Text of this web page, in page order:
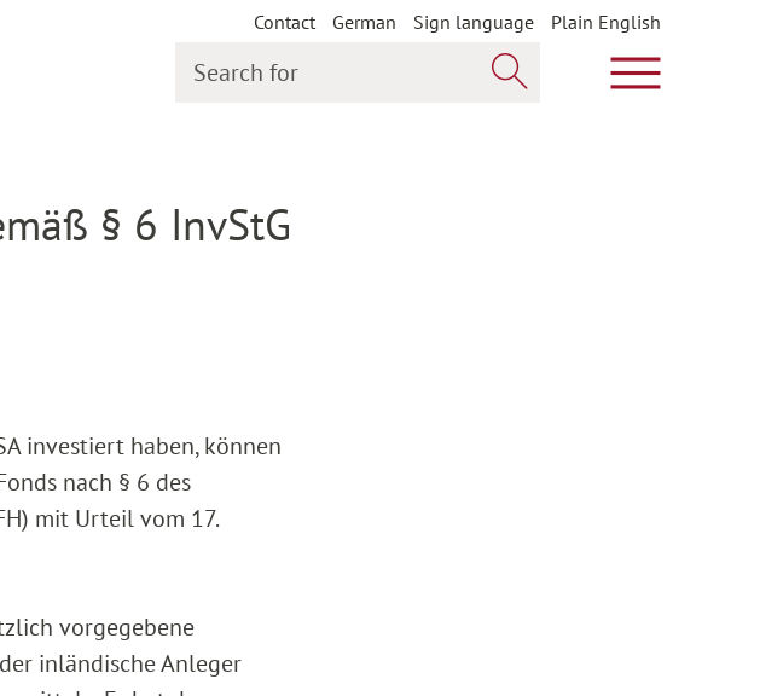
Contact German Sign language
Plain English
Show main
§ 6 InvStG
investiert haben, können
nach § 6 des
mit Urteil vom 17.
vorgegebene
inländische Anleger